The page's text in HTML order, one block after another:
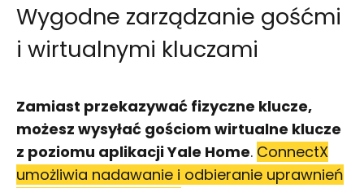
Wygodne zarządzanie gośćmi
i wirtualnymi kluczami
Zamiast przekazywać fizyczne klucze,
możesz wysyłać gościom wirtualne klucze
z poziomu aplikacji Yale Home. ConnectX
umożliwia nadawanie i odbieranie uprawnień